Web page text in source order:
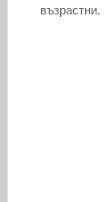
възрастни.